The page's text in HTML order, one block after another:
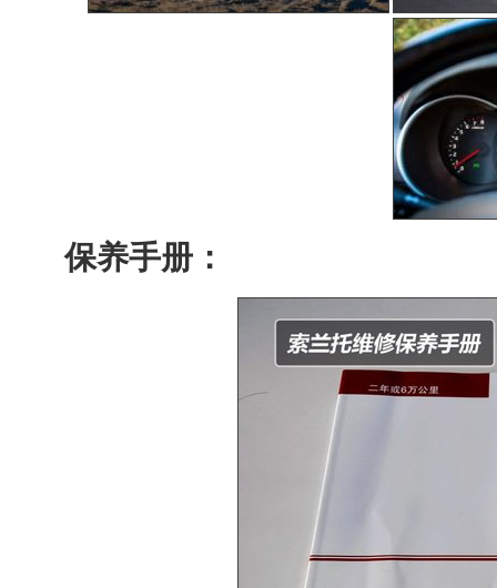
保养手册：